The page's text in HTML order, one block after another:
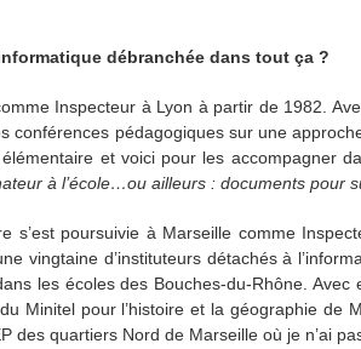
débranchée dans tout ça ?
Inspecteur à Lyon à partir de 1982.
conférences pédagogiques sur une
élémentaire et voici pour les accompagner
à l’école…ou ailleurs : documents pour
s’est poursuivie à Marseille comme
vingtaine d’instituteurs détachés à
les écoles des Bouches-du-Rhône.
Minitel pour l’histoire et la géographie de
des quartiers Nord de Marseille où je n’ai